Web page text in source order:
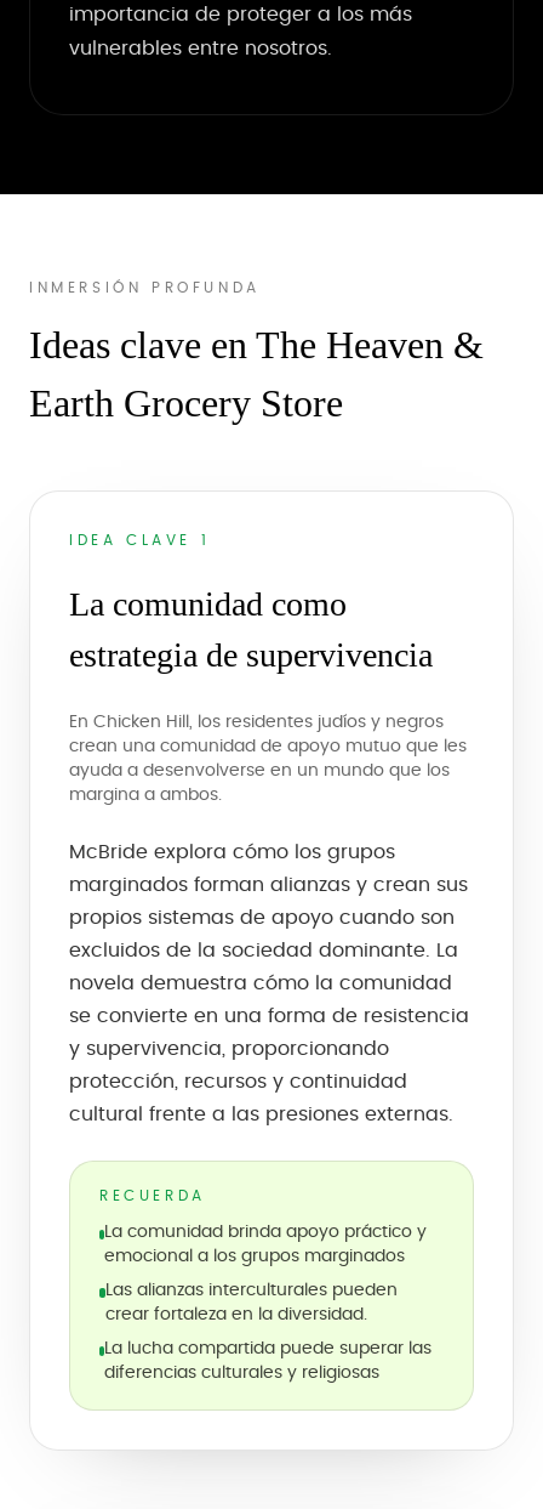
importancia de proteger a los más
vulnerables entre nosotros.
INMERSIÓN PROFUNDA
Ideas clave en The Heaven &
Earth Grocery Store
IDEA CLAVE 1
La comunidad como
estrategia de supervivencia
En Chicken Hill, los residentes judíos y negros
crean una comunidad de apoyo mutuo que les
ayuda a desenvolverse en un mundo que los
margina a ambos.
McBride explora cómo los grupos
marginados forman alianzas y crean sus
propios sistemas de apoyo cuando son
excluidos de la sociedad dominante. La
novela demuestra cómo la comunidad
se convierte en una forma de resistencia
y supervivencia, proporcionando
protección, recursos y continuidad
cultural frente a las presiones externas.
RECUERDA
La comunidad brinda apoyo práctico y
emocional a los grupos marginados
Las alianzas interculturales pueden
crear fortaleza en la diversidad.
La lucha compartida puede superar las
diferencias culturales y religiosas